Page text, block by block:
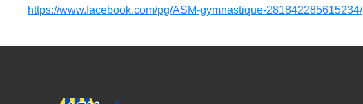
https://www.facebook.com/pg/ASM-gymnastique-281842285615234/